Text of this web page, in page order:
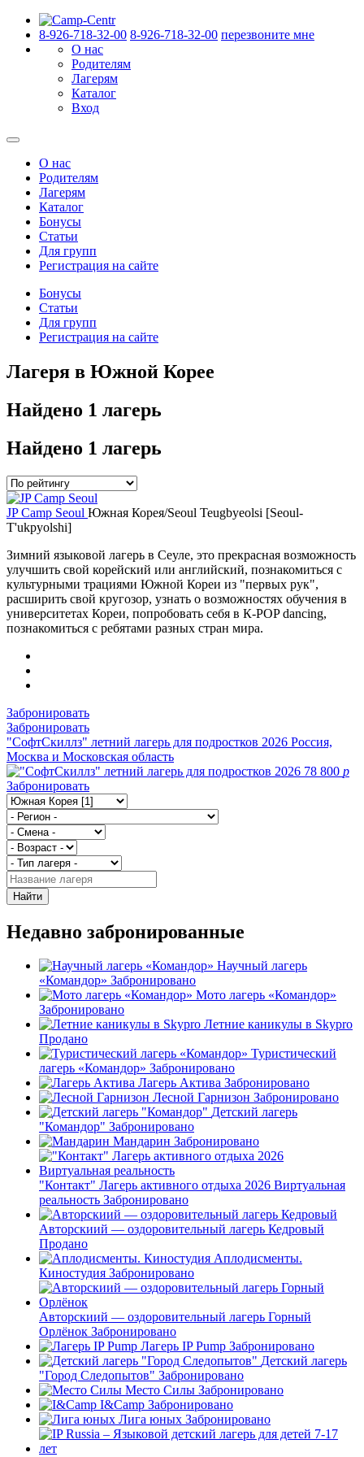
8-926-718-32-00 8-926-718-32-00 перезвоните мне
О нас
Родителям
Лагерям
Каталог
Вход
О нас
Родителям
Лагерям
Каталог
Бонусы
Статьи
Для групп
Регистрация на сайте
Бонусы
Статьи
Для групп
Регистрация на сайте
Лагеря в Южной Корее
Найдено 1 лагерь
Найдено 1 лагерь
JP Camp Seoul Южная Корея/Seoul Teugbyeolsi [Seoul-
T'ukpyolshi]
Зимний языковой лагерь в Сеуле, это прекрасная возможность
улучшить свой корейский или английский, познакомиться с
культурными трациями Южной Кореи из "первых рук",
расширить свой кругозор, узнать о возможностях обучения в
университетах Кореи, попробовать себя в К-POP dancing,
познакомиться с ребятами разных стран мира.
Забронировать
Забронировать
"СофтСкиллз" летний лагерь для подростков 2026 Россия,
Москва и Московская область
78 800 p
Забронировать
Найти
Недавно забронированные
Научный лагерь
«Командор» Забронировано
Мото лагерь «Командор»
Забронировано
Летние каникулы в Skypro
Продано
Туристический
лагерь «Командор» Забронировано
Лагерь Актива Забронировано
Лесной Гарнизон Забронировано
Детский лагерь
"Командор" Забронировано
Мандарин Забронировано
"Контакт" Лагерь активного отдыха 2026 Виртуальная
реальность Забронировано
Авторскиий — оздоровительный лагерь Кедровый
Продано
Аплодисменты.
Киностудия Забронировано
Авторскиий — оздоровительный лагерь Горный
Орлёнок Забронировано
Лагерь IP Pump Забронировано
Детский лагерь
"Город Следопытов" Забронировано
Место Силы Забронировано
I&Camp Забронировано
Лига юных Забронировано